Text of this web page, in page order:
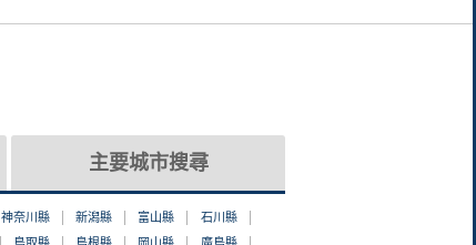
主要城市搜尋
神奈川縣 新潟縣 富山縣
石川縣
鳥取縣 島根縣 岡山縣
廣島縣